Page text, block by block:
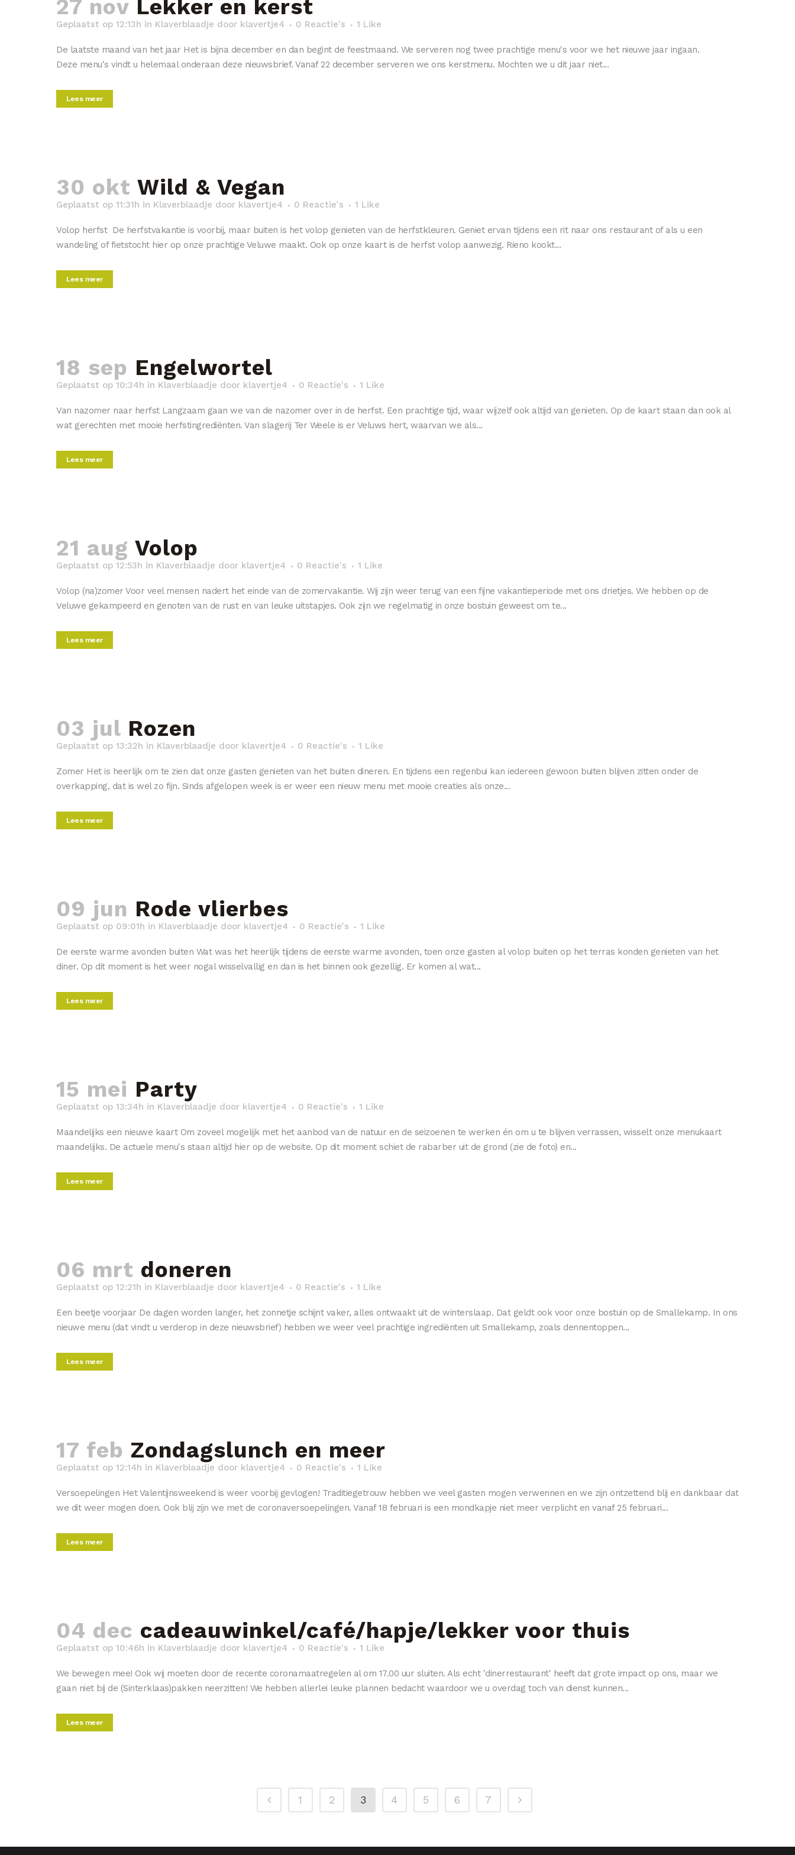
27 nov Lekker en kerst
Geplaatst op 12:13h in Klaverblaadje door klavertje4 0 Reactie's 1 Like
De laatste maand van het jaar Het is bijna december en dan begint de feestmaand. We serveren nog twee prachtige menu's voor we het nieuwe jaar ingaan.
Deze menu's vindt u helemaal onderaan deze nieuwsbrief. Vanaf 22 december serveren we ons kerstmenu. Mochten we u dit jaar niet...
Lees meer
30 okt Wild & Vegan
Geplaatst op 11:31h in Klaverblaadje door klavertje4 0 Reactie's 1 Like
Volop herfst De herfstvakantie is voorbij, maar buiten is het volop genieten van de herfstkleuren. Geniet ervan tijdens een rit naar ons restaurant of als u een
wandeling of fietstocht hier op onze prachtige Veluwe maakt. Ook op onze kaart is de herfst volop aanwezig. Rieno kookt...
Lees meer
18 sep Engelwortel
Geplaatst op 10:34h in Klaverblaadje door klavertje4 0 Reactie's 1 Like
Van nazomer naar herfst Langzaam gaan we van de nazomer over in de herfst. Een prachtige tijd, waar wijzelf ook altijd van genieten. Op de kaart staan dan ook al
wat gerechten met mooie herfstingrediënten. Van slagerij Ter Weele is er Veluws hert, waarvan we als...
Lees meer
21 aug Volop
Geplaatst op 12:53h in Klaverblaadje door klavertje4 0 Reactie's 1 Like
Volop (na)zomer Voor veel mensen nadert het einde van de zomervakantie. Wij zijn weer terug van een fijne vakantieperiode met ons drietjes. We hebben op de
Veluwe gekampeerd en genoten van de rust en van leuke uitstapjes. Ook zijn we regelmatig in onze bostuin geweest om te...
Lees meer
03 jul Rozen
Geplaatst op 13:32h in Klaverblaadje door klavertje4 0 Reactie's 1 Like
Zomer Het is heerlijk om te zien dat onze gasten genieten van het buiten dineren. En tijdens een regenbui kan iedereen gewoon buiten blijven zitten onder de
overkapping, dat is wel zo fijn. Sinds afgelopen week is er weer een nieuw menu met mooie creaties als onze...
Lees meer
09 jun Rode vlierbes
Geplaatst op 09:01h in Klaverblaadje door klavertje4 0 Reactie's 1 Like
De eerste warme avonden buiten Wat was het heerlijk tijdens de eerste warme avonden, toen onze gasten al volop buiten op het terras konden genieten van het
diner. Op dit moment is het weer nogal wisselvallig en dan is het binnen ook gezellig. Er komen al wat...
Lees meer
15 mei Party
Geplaatst op 13:34h in Klaverblaadje door klavertje4 0 Reactie's 1 Like
Maandelijks een nieuwe kaart Om zoveel mogelijk met het aanbod van de natuur en de seizoenen te werken én om u te blijven verrassen, wisselt onze menukaart
maandelijks. De actuele menu's staan ​​altijd hier op de website. Op dit moment schiet de rabarber uit de grond (zie de foto) en...
Lees meer
06 mrt doneren
Geplaatst op 12:21h in Klaverblaadje door klavertje4 0 Reactie's 1 Like
Een beetje voorjaar De dagen worden langer, het zonnetje schijnt vaker, alles ontwaakt uit de winterslaap. Dat geldt ook voor onze bostuin op de Smallekamp. In ons
nieuwe menu (dat vindt u verderop in deze nieuwsbrief) hebben we weer veel prachtige ingrediënten uit Smallekamp, zoals dennentoppen...
Lees meer
17 feb Zondagslunch en meer
Geplaatst op 12:14h in Klaverblaadje door klavertje4 0 Reactie's 1 Like
Versoepelingen Het Valentijnsweekend is weer voorbij gevlogen! Traditiegetrouw hebben we veel gasten mogen verwennen en we zijn ontzettend blij en dankbaar dat
we dit weer mogen doen. Ook blij zijn we met de coronaversoepelingen. Vanaf 18 februari is een mondkapje niet meer verplicht en vanaf 25 februari...
Lees meer
04 dec cadeauwinkel/café/hapje/lekker voor thuis
Geplaatst op 10:46h in Klaverblaadje door klavertje4 0 Reactie's 1 Like
We bewegen mee! Ook wij moeten door de recente coronamaatregelen al om 17.00 uur sluiten. Als echt 'dinerrestaurant' heeft dat grote impact op ons, maar we
gaan niet bij de (Sinterklaas)pakken neerzitten! We hebben allerlei leuke plannen bedacht waardoor we u overdag toch van dienst kunnen...
Lees meer
1 2 3 4 5 6 7